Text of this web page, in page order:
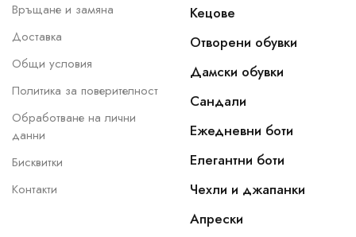
Връщане и замяна
Доставка
Общи условия
Политика за поверителност
Обработване на лични
данни
Бисквитки
Контакти
Кецове
Отворени обувки
Дамски обувки
Сандали
Ежедневни боти
Елегантни боти
Чехли и джапанки
Апрески